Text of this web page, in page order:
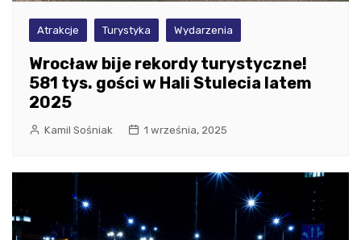
Atrakcje Turystyka Wydarzenia
Wrocław bije rekordy turystyczne!
581 tys. gości w Hali Stulecia latem
2025
Kamil Sośniak 1 września, 2025